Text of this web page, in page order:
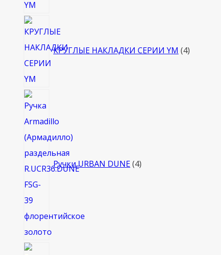
КРУГЛЫЕ НАКЛАДКИ СЕРИИ YM 4
Ручки URBAN DUNE 4